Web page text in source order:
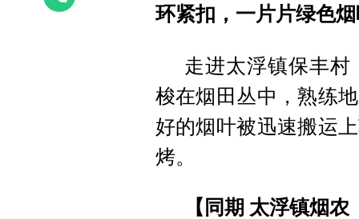
环紧扣，一片片绿色
走进太浮镇保丰
梭在烟田丛中，熟练
好的烟叶被迅速搬运
烤。
【同期 太浮镇烟农